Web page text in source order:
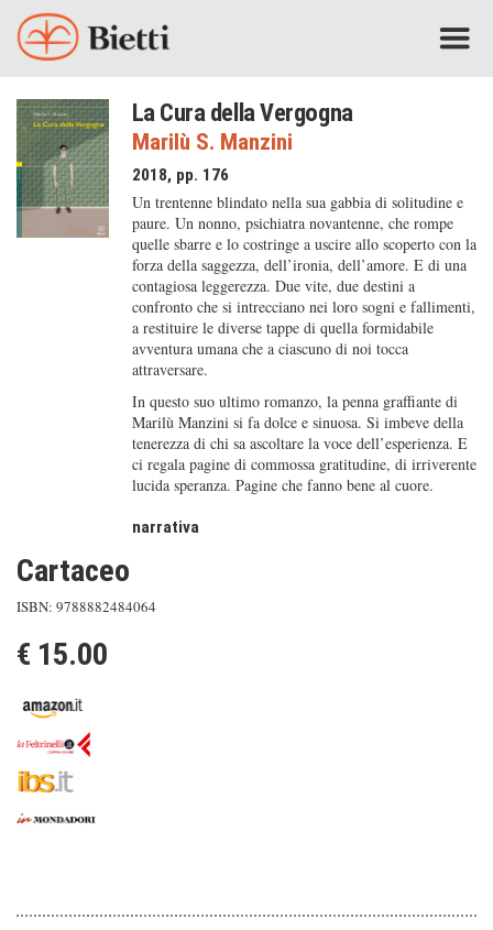
La Cura della Vergogna
Marilù S. Manzini
2018, pp. 176
Un trentenne blindato nella sua gabbia di solitudine e
paure. Un nonno, psichiatra novantenne, che rompe
quelle sbarre e lo costringe a uscire allo scoperto con la
forza della saggezza, dell’ironia, dell’amore. E di una
contagiosa leggerezza. Due vite, due destini a
confronto che si intrecciano nei loro sogni e fallimenti,
a restituire le diverse tappe di quella formidabile
avventura umana che a ciascuno di noi tocca
attraversare.
In questo suo ultimo romanzo, la penna graffiante di
Marilù Manzini si fa dolce e sinuosa. Si imbeve della
tenerezza di chi sa ascoltare la voce dell’esperienza. E
ci regala pagine di commossa gratitudine, di irriverente
lucida speranza. Pagine che fanno bene al cuore.
narrativa
Cartaceo
ISBN: 9788882484064
€ 15.00